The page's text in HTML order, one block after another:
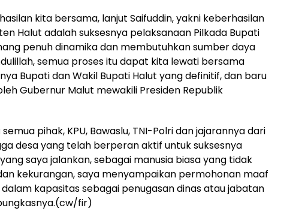
kita bersama, lanjut Saifuddin, yakni keberhasilan
Halut adalah suksesnya pelaksanaan Pilkada Bupati
penuh dinamika dan membutuhkan sumber daya
semua proses itu dapat kita lewati bersama
Bupati dan Wakil Bupati Halut yang definitif, dan baru
Gubernur Malut mewakili Presiden Republik
pihak, KPU, Bawaslu, TNI-Polri dan jajarannya dari
desa yang telah berperan aktif untuk suksesnya
saya jalankan, sebagai manusia biasa yang tidak
kekurangan, saya menyampaikan permohonan maaf
kapasitas sebagai penugasan dinas atau jabatan
fir)